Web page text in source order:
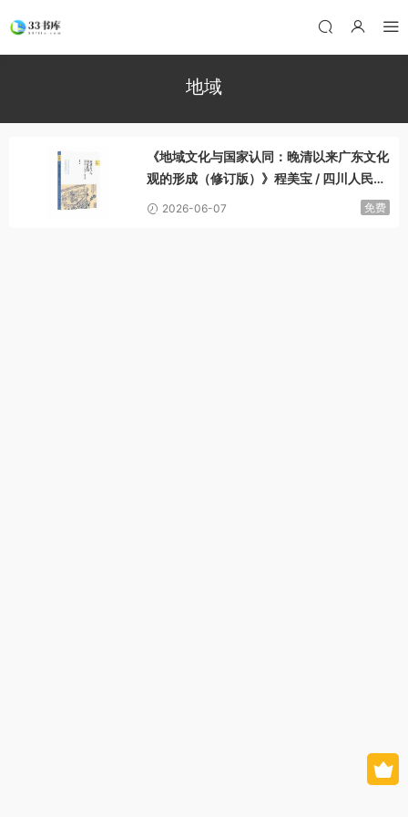
地域
《地域文化与国家认同：晚清以来广东文化
观的形成（修订版）》程美宝 / 四川人民出
版社 / 2025-7
2026-06-07 免费